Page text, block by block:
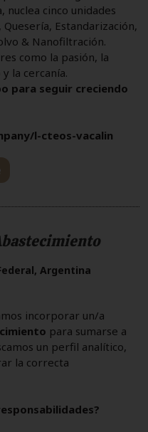
nuclea cinco unidades
Estandarización,
& Nanofiltración.
como la pasión, la
la cercanía.
para seguir creciendo
l-cteos-vacalin
Argentina
incorporar un/a
para sumarse a
un perfil analítico,
la correcta